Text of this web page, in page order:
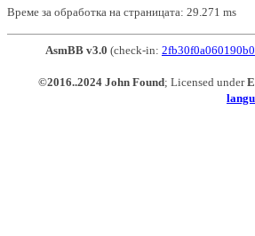
Време за обработка на страницата: 29.271 ms
AsmBB v3.0 (check-in: 2fb30f0a060190b0
©2016..2024 John Found; Licensed under